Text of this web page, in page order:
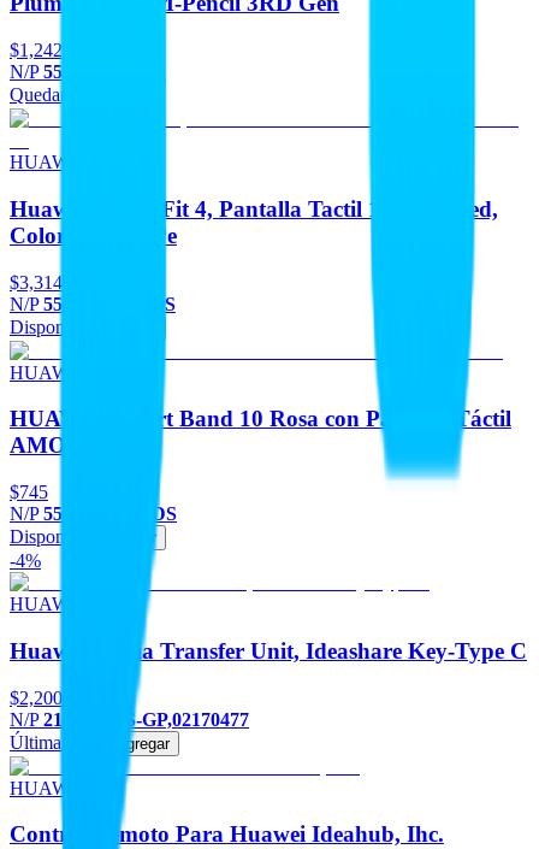
$1,242
N/P55037261N-DS
Quedan 4
HUAWEI
Huawei Watch Fit 4, Pantalla Tactil 1.82 Amoled,
Color Blanco. Pe
$3,314
N/P55020FAEN-DS
Disponible
HUAWEI
HUAWEI Smart Band 10 Rosa con Pantalla Táctil
AMOLED
$745
N/P55020EELN-DS
Disponible
Agregar
-4%
HUAWEI
Huawei Media Transfer Unit, Ideashare Key-Type C
$2,200
N/P2170477NS-GP,02170477
Última pieza
Agregar
HUAWEI
Control Remoto Para Huawei Ideahub, Ihc.